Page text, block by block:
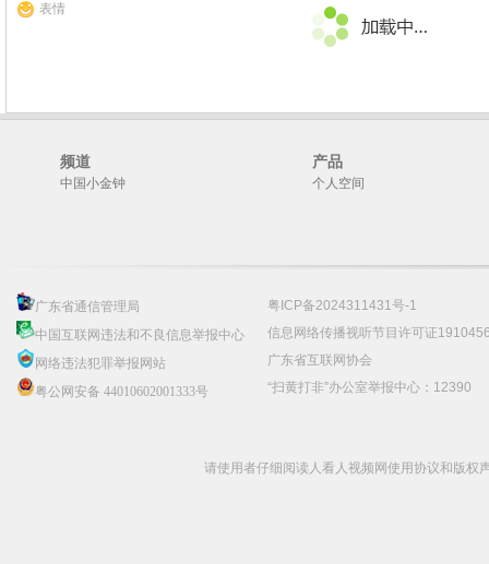
表情
频道
中国小金钟
产品
个人空间
广东省通信管理局
中国互联网违法和不良信息举报中心
网络违法犯罪举报网站
粤公网安备 44010602001333号
粤ICP备2024311431号-1
信息网络传播视听节目许可证
广东省互联网协会
“扫黄打非”办公室举报中心：12390
请使用者仔细阅读人看人视频网使用协议和版权